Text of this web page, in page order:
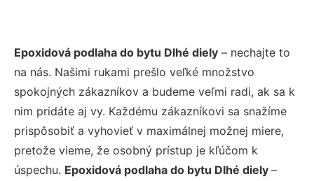
Epoxidová podlaha do bytu Dlhé diely – nechajte to
na nás. Našimi rukami prešlo veľké množstvo
spokojných zákazníkov a budeme veľmi radi, ak sa k
nim pridáte aj vy. Každému zákazníkovi sa snažíme
prispôsobiť a vyhovieť v maximálnej možnej miere,
pretože vieme, že osobný prístup je kľúčom k
úspechu. Epoxidová podlaha do bytu Dlhé diely –